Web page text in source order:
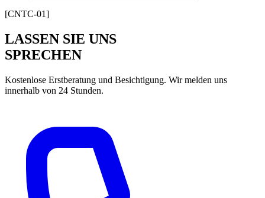
[CNTC-01]
LASSEN SIE UNS
SPRECHEN
Kostenlose Erstberatung und Besichtigung. Wir melden uns
innerhalb von 24 Stunden.